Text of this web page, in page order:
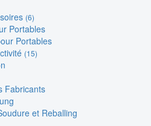
(6)
Portables
Portables
(15)
Fabricants
et Reballing